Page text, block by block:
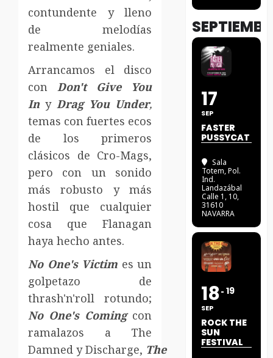
contundente y lleno
de melodías
realmente geniales.
Arrancamos el disco
conDon't Give You
In yDrag You Under,
temas con fuertes ecos
de los primeros
clásicos de Cro-Mags,
pero con un sonido
más robusto y más
hostil que cualquier
cosa que Flanagan
haya hecho antes.
No One's Victim es un
golpetazo de
thrash'n'roll rotundo;
No One's Comingcon
ramalazos a The
Damned y Discharge, The
17
SEP
FASTER
PUSSYCAT
Sala
Totem, Pol.
Ind.
Landazábal
Calle 1, 10,
31610
NAVARRA
18
SEP
19
ROCK THE
SUN
FESTIVAL